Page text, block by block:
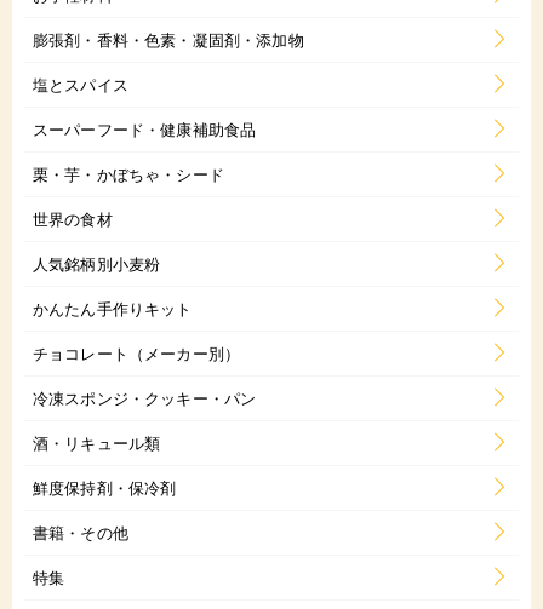
膨張剤・香料・色素・凝固剤・添加物
塩とスパイス
スーパーフード・健康補助食品
栗・芋・かぼちゃ・シード
世界の食材
人気銘柄別小麦粉
かんたん手作りキット
チョコレート（メーカー別）
冷凍スポンジ・クッキー・パン
酒・リキュール類
鮮度保持剤・保冷剤
書籍・その他
特集